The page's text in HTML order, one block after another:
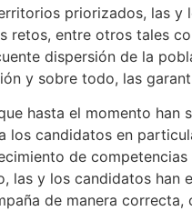
priorizados, las
entre otros tales
dispersión de la
y sobre todo, las
hasta el momento
candidatos en
de
y los candidatos
de manera